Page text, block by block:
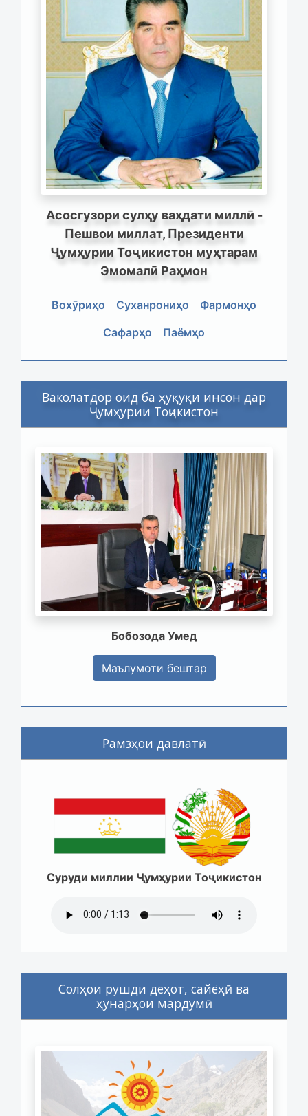
Асосгузори сулҳу ваҳдати миллӣ -
Пешвои миллат, Президенти
Ҷумҳурии Тоҷикистон муҳтарам
Эмомалӣ Раҳмон
Вохӯриҳо Суханрониҳо
Фармонҳо
Сафарҳо
Паёмҳо
Ваколатдор оид ба ҳуқуқи инсон дар
Ҷумҳурии Тоҷикистон
Бобозода Умед
Маълумоти бештар
Рамзҳои давлатӣ
Суруди миллии Ҷумҳурии Тоҷикистон
Солҳои рушди деҳот, сайёҳӣ ва
ҳунарҳои мардумӣ